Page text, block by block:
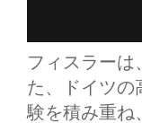
フィスラーは
た、ドイツの
験を積み重ね